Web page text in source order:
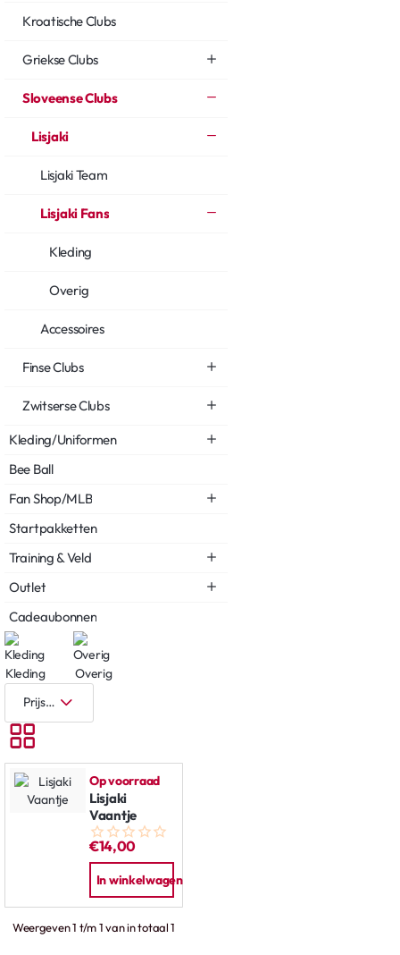
Kroatische Clubs
Griekse Clubs
Sloveense Clubs
Lisjaki
Lisjaki Team
Lisjaki Fans
Kleding
Overig
Accessoires
Finse Clubs
Zwitserse Clubs
Kleding/Uniformen
Bee Ball
Fan Shop/MLB
Startpakketten
Training & Veld
Outlet
Cadeaubonnen
Kleding Overig
Op voorraad
Lisjaki
Vaantje
€14,00
In winkelwagen
Weergeven 1 t/m 1 van in totaal 1